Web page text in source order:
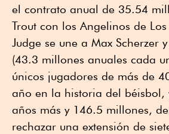
el contrato anual de 35.54
Trout con los Angelinos de
Judge se une a Max Scherzer
(43.3 millones anuales cada
únicos jugadores de más de
año en la historia del béisbol,
años más y 146.5 millones,
rechazar una extensión de